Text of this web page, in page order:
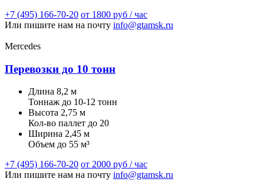
+7 (495) 166-70-20 от 1800 руб / час
Или пишите нам на почту info@gtamsk.ru
Mercedes
Перевозки до 10 тонн
Длина 8,2 м
Тоннаж до 10-12 тонн
Высота 2,75 м
Кол-во паллет до 20
Ширина 2,45 м
Объем до 55 м³
+7 (495) 166-70-20 от 2000 руб / час
Или пишите нам на почту info@gtamsk.ru